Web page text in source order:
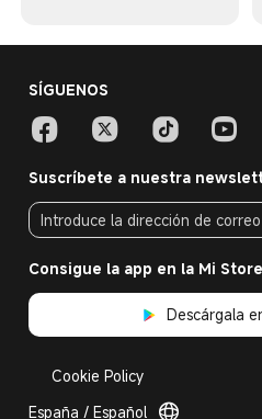
SÍGUENOS
Suscríbete a nuestra
Cookie Policy
España / Español
Consigue la app en la Mi Store
Descárgala